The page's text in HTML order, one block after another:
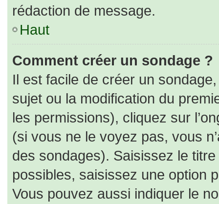
rédaction de message.
Haut
Comment créer un sondage ?
Il est facile de créer un
sujet ou la modification du
les permissions), cliquez sur
(si vous ne le voyez pas, vous
des sondages). Saisissez le
possibles, saisissez une option
Vous pouvez aussi indiquer le